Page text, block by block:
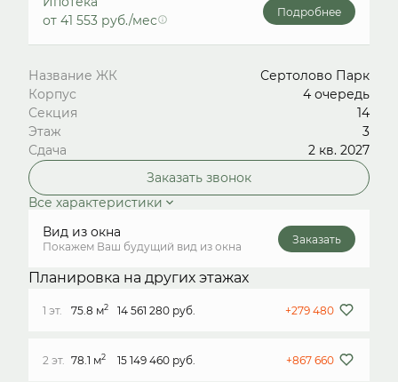
от 41 553 руб./мес
Подробнее
Название ЖК
Сертолово Парк
Корпус
4 очередь
Секция
14
Этаж
3
Сдача
2 кв. 2027
Заказать звонок
Все характеристики
Вид из окна
Покажем Ваш будущий вид из окна
Заказать
Планировка на других этажах
1 эт. 75.8 м2 14 561 280 руб. +279 480
2 эт. 78.1 м2 15 149 460 руб. +867 660